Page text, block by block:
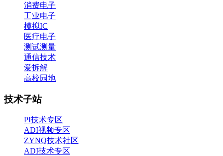
消费电子
工业电子
模拟IC
医疗电子
测试测量
通信技术
爱拆解
高校园地
技术子站
PI技术专区
ADI视频专区
ZYNQ技术社区
ADI技术专区